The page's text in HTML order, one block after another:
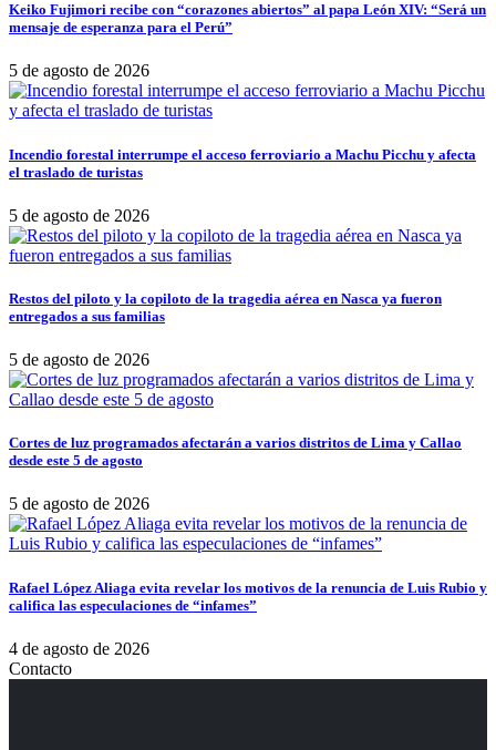
Keiko Fujimori recibe con “corazones abiertos” al papa León XIV: “Será un
mensaje de esperanza para el Perú”
5 de agosto de 2026
Incendio forestal interrumpe el acceso ferroviario a Machu Picchu y afecta
el traslado de turistas
5 de agosto de 2026
Restos del piloto y la copiloto de la tragedia aérea en Nasca ya fueron
entregados a sus familias
5 de agosto de 2026
Cortes de luz programados afectarán a varios distritos de Lima y Callao
desde este 5 de agosto
5 de agosto de 2026
Rafael López Aliaga evita revelar los motivos de la renuncia de Luis Rubio y
califica las especulaciones de “infames”
4 de agosto de 2026
Contacto